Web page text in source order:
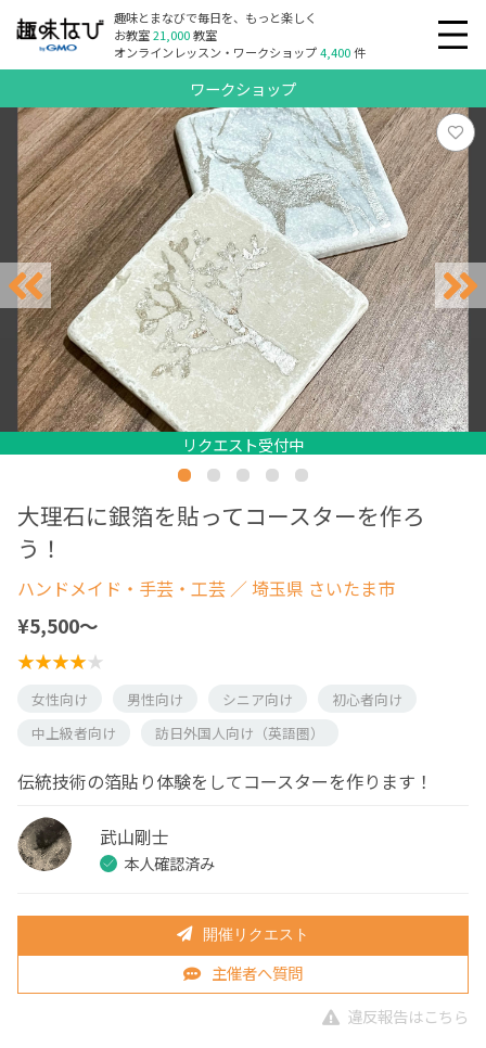
趣味とまなびで毎日を、もっと楽しく
お教室21,000教室
オンラインレッスン・ワークショップ4,400件
ワークショップ
リクエスト受付中
リクエスト受付中
リクエスト受付中
リクエスト受付中
リクエスト受付中
リクエスト受付中
大理石に銀箔を貼ってコースターを作ろ
う！
ハンドメイド・手芸・工芸 ／ 埼玉県 さいたま市
¥5,500〜
女性向け 男性向け シニア向け
初心者向け
中上級者向け
訪日外国人向け（英語圏）
伝統技術の箔貼り体験をしてコースターを作ります！
武山剛士
本人確認済み
開催リクエスト
主催者へ質問
違反報告はこちら